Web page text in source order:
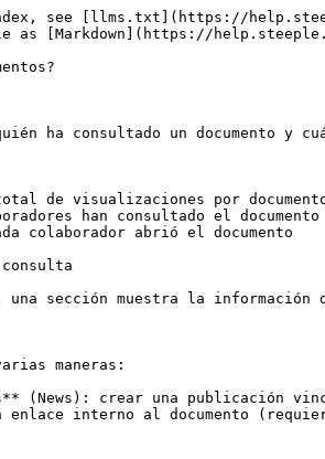
see [llms.txt](https://
as [Markdown](https://
ha consultado un documento y
de visualizaciones por
han consultado el documento
colaborador abrió el documento
una sección muestra la información
maneras:
(News): crear una publicación
interno al documento